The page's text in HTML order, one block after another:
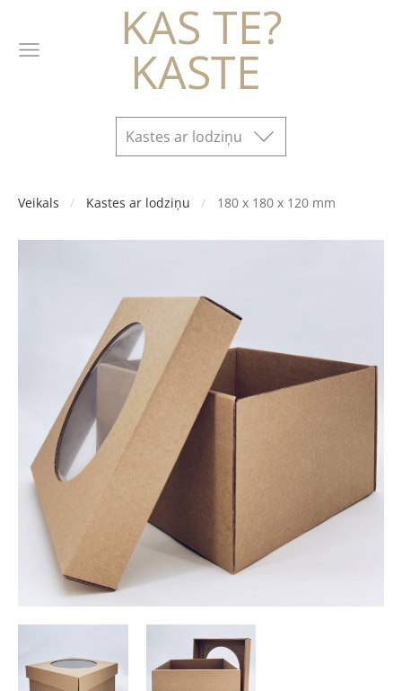
KAS TE?
KASTE
Kastes ar lodziņu
Veikals Kastes ar lodziņu 180 x 180 x 120 mm